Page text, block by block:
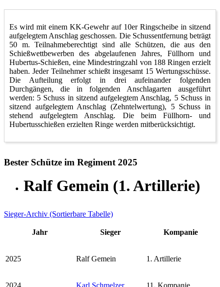
Es wird mit einem KK-Gewehr auf 10er Ringscheibe in sitzend
aufgelegtem Anschlag geschossen. Die Schussentfernung beträgt
50 m. Teilnahmeberechtigt sind alle Schützen, die aus den
Schießwettbewerben des abgelaufenen Jahres, Füllhorn und
Hubertus-Schießen, eine Mindestringzahl von 188 Ringen erzielt
haben. Jeder Teilnehmer schießt insgesamt 15 Wertungsschüsse.
Die Aufteilung erfolgt in drei aufeinander folgenden
Durchgängen, die in folgenden Anschlagarten ausgeführt
werden: 5 Schuss in sitzend aufgelegtem Anschlag, 5 Schuss in
sitzend aufgelegtem Anschlag (Zehntelwertung), 5 Schuss in
stehend aufgelegtem Anschlag. Die beim Füllhorn- und
Hubertusschießen erzielten Ringe werden mitberücksichtigt.
Bester Schütze im Regiment 2025
Ralf Gemein (1. Artillerie)
Sieger-Archiv (Sortierbare Tabelle)
Jahr Sieger Kompanie
2025 Ralf Gemein 1. Artillerie